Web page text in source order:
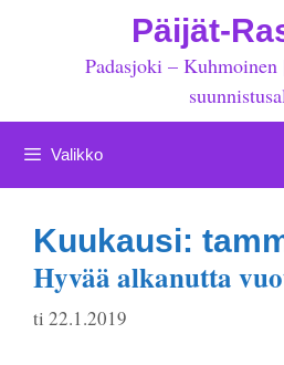
Päijät-
Padasjoki – Kuhmoinen
Valikko
Kuukausi:
Hyvää alkanutta
ti 22.1.2019